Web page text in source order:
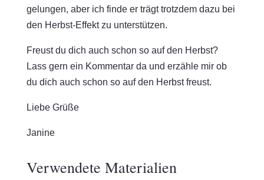
gelungen, aber ich finde er trägt trotzdem dazu bei
den Herbst-Effekt zu unterstützen.
Freust du dich auch schon so auf den Herbst?
Lass gern ein Kommentar da und erzähle mir ob
du dich auch schon so auf den Herbst freust.
Liebe Grüße
Janine
Verwendete Materialien